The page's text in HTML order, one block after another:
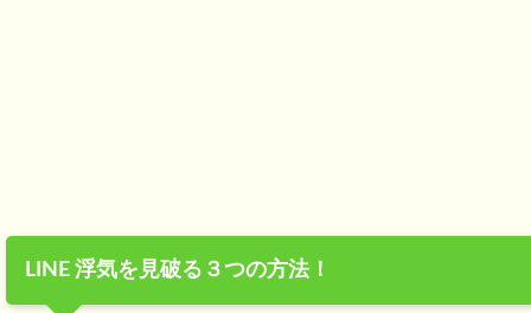
LINE 浮気を見破る３つの方法！